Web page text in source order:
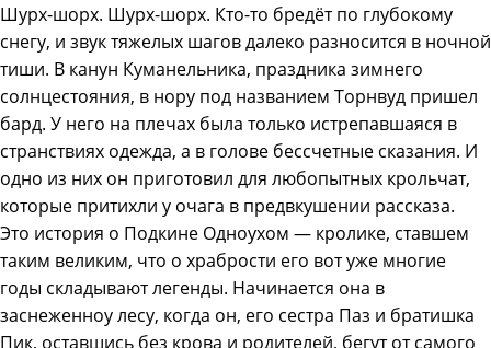
Шурх-шорх. Шурх-шорх. Кто-то бредёт по глубокому
снегу, и звук тяжелых шагов далеко разносится в ночной
тиши. В канун Куманельника, праздника зимнего
солнцестояния, в нору под названием Торнвуд пришел
бард. У него на плечах была только истрепавшаяся в
странствиях одежда, а в голове бессчетные сказания. И
одно из них он приготовил для любопытных крольчат,
которые притихли у очага в предвкушении рассказа.
Это история о Подкине Одноухом — кролике, ставшем
таким великим, что о храбрости его вот уже многие
годы складывают легенды. Начинается она в
заснеженноу лесу, когда он, его сестра Паз и братишка
Пик, оставшись без крова и родителей, бегут от самого